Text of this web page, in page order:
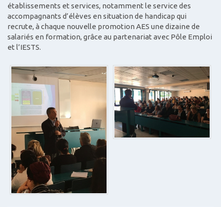
établissements et services, notamment le service des
accompagnants d’élèves en situation de handicap qui
recrute, à chaque nouvelle promotion AES une dizaine de
salariés en formation, grâce au partenariat avec Pôle Emploi
et l’IESTS.